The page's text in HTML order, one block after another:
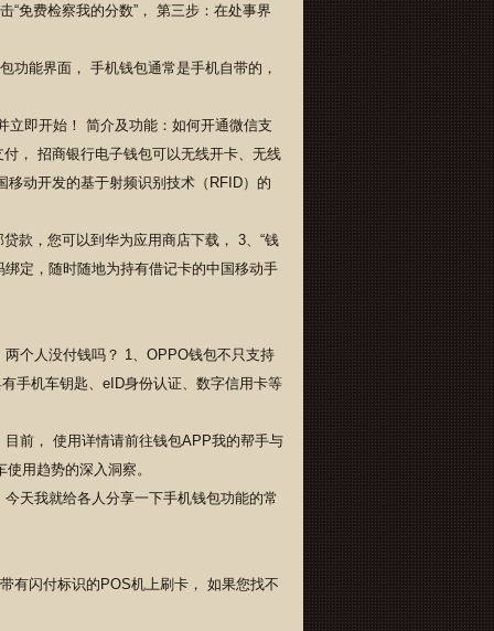
“免费检察我的分数”， 第三步：在处事界
功能界面， 手机钱包通常是手机自带的，
立即开始！ 简介及功能：如何开通微信支
， 招商银行电子钱包可以无线开卡、无线
移动开发的基于射频识别技术（RFID）的
款，您可以到华为应用商店下载， 3、“钱
定，随时随地为持有借记卡的中国移动手
个人没付钱吗？ 1、OPPO钱包不只支持
手机车钥匙、eID身份认证、数字信用卡等
前， 使用详情请前往钱包APP我的帮手与
用趋势的深入洞察。
天我就给各人分享一下手机钱包功能的常
有闪付标识的POS机上刷卡， 如果您找不